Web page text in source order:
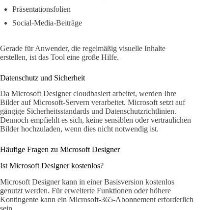
Präsentationsfolien
Social-Media-Beiträge
Gerade für Anwender, die regelmäßig visuelle Inhalte
erstellen, ist das Tool eine große Hilfe.
Datenschutz und Sicherheit
Da Microsoft Designer cloudbasiert arbeitet, werden Ihre
Bilder auf Microsoft-Servern verarbeitet. Microsoft setzt auf
gängige Sicherheitsstandards und Datenschutzrichtlinien.
Dennoch empfiehlt es sich, keine sensiblen oder vertraulichen
Bilder hochzuladen, wenn dies nicht notwendig ist.
Häufige Fragen zu Microsoft Designer
Ist Microsoft Designer kostenlos?
Microsoft Designer kann in einer Basisversion kostenlos
genutzt werden. Für erweiterte Funktionen oder höhere
Kontingente kann ein Microsoft-365-Abonnement erforderlich
sein.